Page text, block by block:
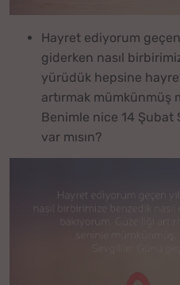
Hayret ediyorum geçen
giderken nasıl
yürüdük hepsine
artırmak mümkünmüş
Benimle nice 14 Şubat
var mısın?